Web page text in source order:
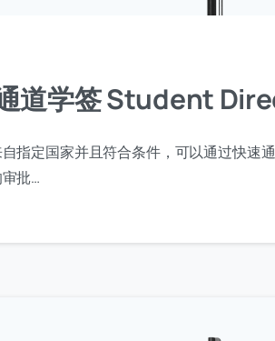
道学签 Student
指定国家并且符合条件，可以通过快速
批…